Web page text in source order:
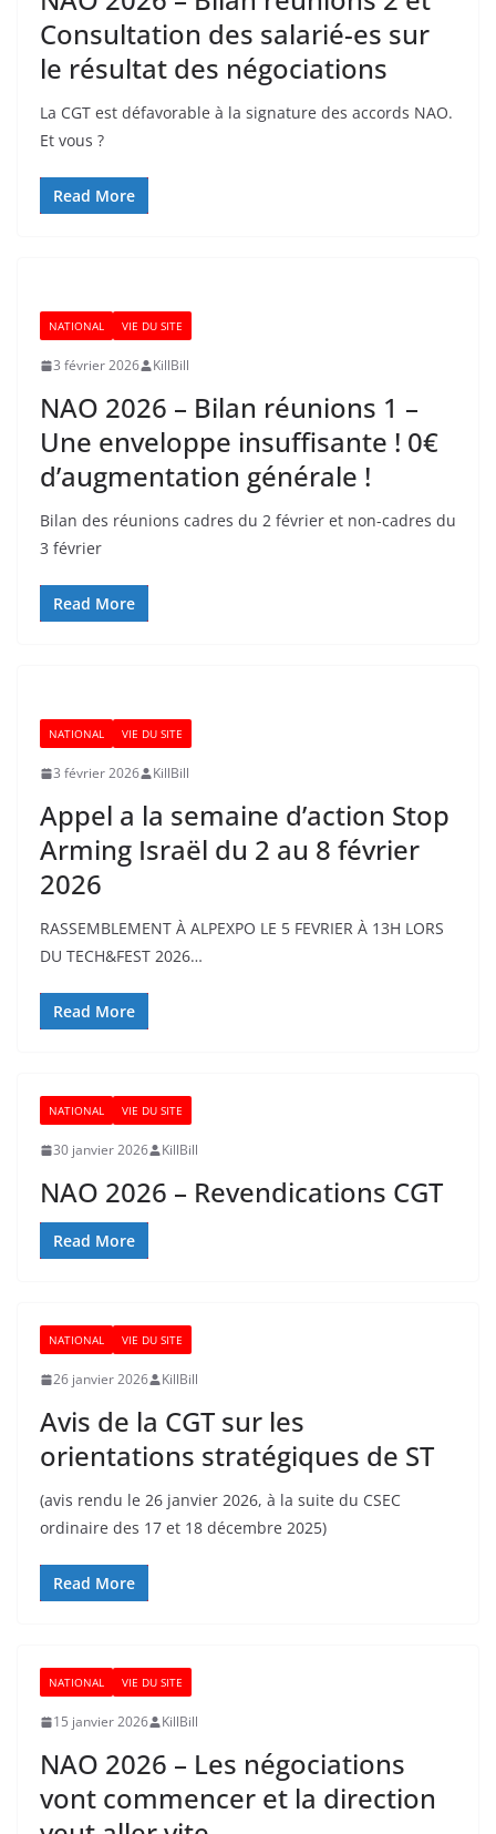
Consultation des salarié-es sur
le résultat des négociations
La CGT est défavorable à la signature des accords NAO.
Et vous ?
Read More
NATIONAL VIE DU SITE
3 février 2026 KillBill
NAO 2026 – Bilan réunions 1 –
Une enveloppe insuffisante ! 0€
d’augmentation générale !
Bilan des réunions cadres du 2 février et non-cadres du
3 février
Read More
NATIONAL VIE DU SITE
3 février 2026 KillBill
Appel a la semaine d’action Stop
Arming Israël du 2 au 8 février
2026
RASSEMBLEMENT À ALPEXPO LE 5 FEVRIER À 13H LORS
DU TECH&FEST 2026…
Read More
NATIONAL VIE DU SITE
30 janvier 2026 KillBill
NAO 2026 – Revendications CGT
Read More
NATIONAL VIE DU SITE
26 janvier 2026 KillBill
Avis de la CGT sur les
orientations stratégiques de ST
(avis rendu le 26 janvier 2026, à la suite du CSEC
ordinaire des 17 et 18 décembre 2025)
Read More
NATIONAL VIE DU SITE
15 janvier 2026 KillBill
NAO 2026 – Les négociations
vont commencer et la direction